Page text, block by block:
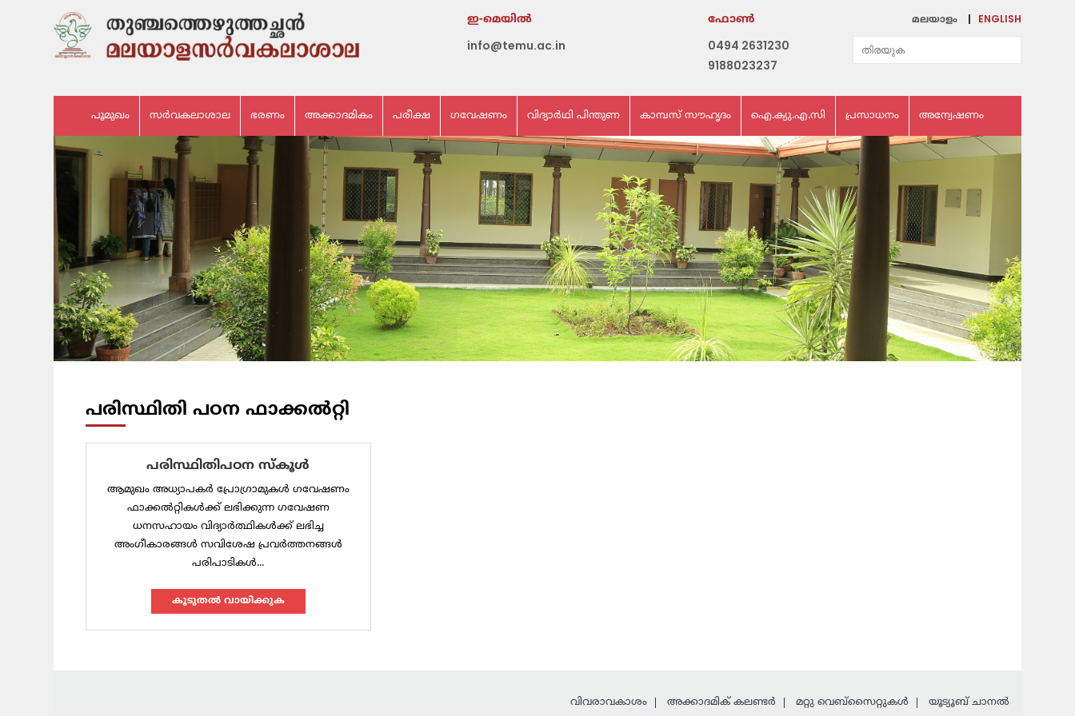
ഇ-മെയില്‍
info@temu.ac.in
ഫോണ്‍
0494 2631230
9188023237
മലയാളം ENGLISH
പൂമുഖം സർവകലാശാല ഭരണം അക്കാദമികം പരീക്ഷ ഗവേഷണം വിദ്യാർഥി പിന്തുണ കാമ്പസ് സൗഹൃദം ഐ.ക്യു.എ.സി പ്രസാധനം അന്വേഷണം
പരിസ്ഥിതി പഠന ഫാക്കൽറ്റി
പരിസ്ഥിതിപഠന സ്‌കൂൾ
ആമുഖം അധ്യാപകർ പ്രോഗ്രാമുകൾ ഗവേഷണം
ഫാക്കൽറ്റികൾക്ക് ലഭിക്കുന്ന ഗവേഷണ
ധനസഹായം വിദ്യാർത്ഥികൾക്ക് ലഭിച്ച
അംഗീകാരങ്ങൾ സവിശേഷ പ്രവർത്തനങ്ങൾ
പരിപാടികൾ...
കൂടുതല്‍ വായിക്കുക
വിവരാവകാശം അക്കാദമിക് കലണ്ടര്‍ മറ്റു വെബ്സൈറ്റുകള്‍ യൂട്യൂബ് ചാനൽ